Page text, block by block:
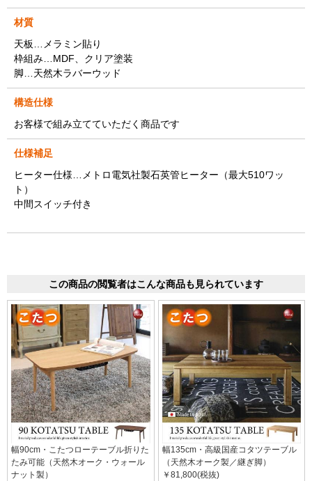
材質
天板…メラミン貼り
枠組み…MDF、クリア塗装
脚…天然木ラバーウッド
構造仕様
お客様で組み立てていただく商品です
仕様補足
ヒーター仕様…メトロ電気社製石英管ヒーター（最大510ワッ
ト）
中間スイッチ付き
この商品の閲覧者はこんな商品も見られています
幅90cm・こたつローテーブル折りた
たみ可能（天然木オーク・ウォール
ナット製）
幅135cm・高級国産コタツテーブル
（天然木オーク製／継ぎ脚）
￥81,800(税抜)